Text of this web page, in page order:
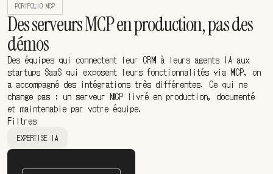
PORTFOLIO MCP
Des serveurs MCP en production, pas des
démos
Des équipes qui connectent leur CRM à leurs agents IA aux
startups SaaS qui exposent leurs fonctionnalités via MCP, on
a accompagné des intégrations très différentes. Ce qui ne
change pas : un serveur MCP livré en production, documenté
et maintenable par votre équipe.
Filtres
EXPERTISE IA